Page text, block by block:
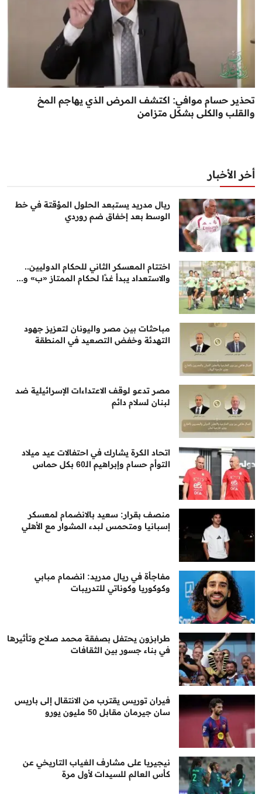
تحذير حسام موافي: اكتشف المرض الذي يهاجم المخ
والقلب والكلى بشكل متزامن
أخر الأخبار
ريال مدريد يستبعد الحلول المؤقتة في خط
الوسط بعد إخفاق ضم روردي
اختتام المعسكر الثاني للحكام الدوليين..
والاستعداد يبدأ غدًا لحكام الممتاز «ب» و...
مباحثات بين مصر واليونان لتعزيز جهود
التهدئة وخفض التصعيد في المنطقة
مصر تدعو لوقف الاعتداءات الإسرائيلية ضد
لبنان لسلام دائم
اتحاد الكرة يشارك في احتفالات عيد ميلاد
التوأم حسام وإبراهيم الـ60 بكل حماس
منصف بقرار: سعيد بالانضمام لمعسكر
إسبانيا ومتحمس لبدء المشوار مع الأهلي
مفاجأة في ريال مدريد: انضمام مبابي
وكوكوريا وكوناتي للتدريبات
طرابزون يحتفل بصفقة محمد صلاح وتأثيرها
في بناء جسور بين الثقافات
فيران توريس يقترب من الانتقال إلى باريس
سان جيرمان مقابل 50 مليون يورو
نيجيريا على مشارف الغياب التاريخي عن
كأس العالم للسيدات لأول مرة